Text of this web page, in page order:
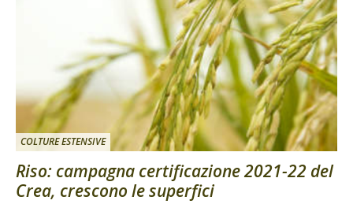
COLTURE ESTENSIVE
Riso: campagna certificazione 2021-22 del
Crea, crescono le superfici